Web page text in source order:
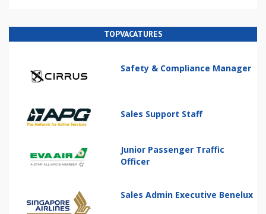
TOPVACATURES
Safety & Compliance Manager
Sales Support Staff
Junior Passenger Traffic
Officer
Sales Admin Executive Benelux